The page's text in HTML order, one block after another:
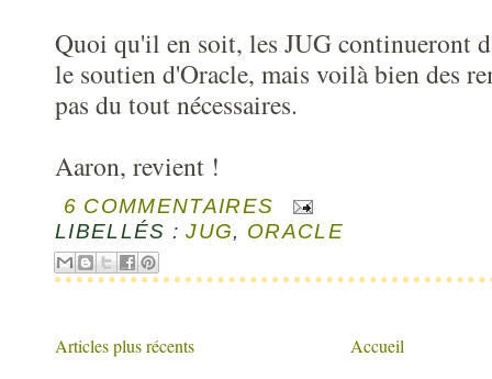
Quoi qu'il en soit, les JUG continueront
le soutien d'Oracle, mais voilà bien des
pas du tout nécessaires.
Aaron, revient !
6 COMMENTAIRES
LIBELLÉS :JUG, ORACLE
Articles plus récents Accueil